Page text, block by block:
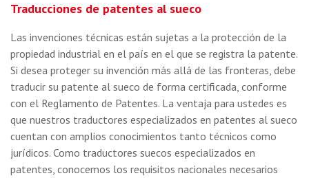
Traducciones de patentes al sueco
Las invenciones técnicas están sujetas a la protección de la
propiedad industrial en el país en el que se registra la patente.
Si desea proteger su invención más allá de las fronteras, debe
traducir su patente al sueco de forma certificada, conforme
con el Reglamento de Patentes. La ventaja para ustedes es
que nuestros traductores especializados en patentes al sueco
cuentan con amplios conocimientos tanto técnicos como
jurídicos. Como traductores suecos especializados en
patentes, conocemos los requisitos nacionales necesarios